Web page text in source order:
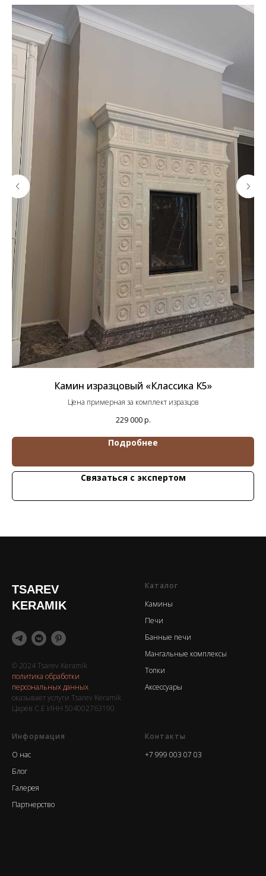
Камин изразцовый «Классика К5»
Цена примерная за комплект изразцов
229 000 р.
Подробнее
Связаться с экспертом
TSAREV
KERAMIK
© 2024 Tsarev Keramik
политика обработки
персональных данных
оказывает услуги Tsarev Keramik
Царев С.Е ИНН 504002763190
Каталог
Камины
Печи
Банные печи
Мангальные комплексы
Топки
Аксессуары
Информация
О нас
Блог
Галерея
Партнерство
Контакты
+7 999 003 07 03